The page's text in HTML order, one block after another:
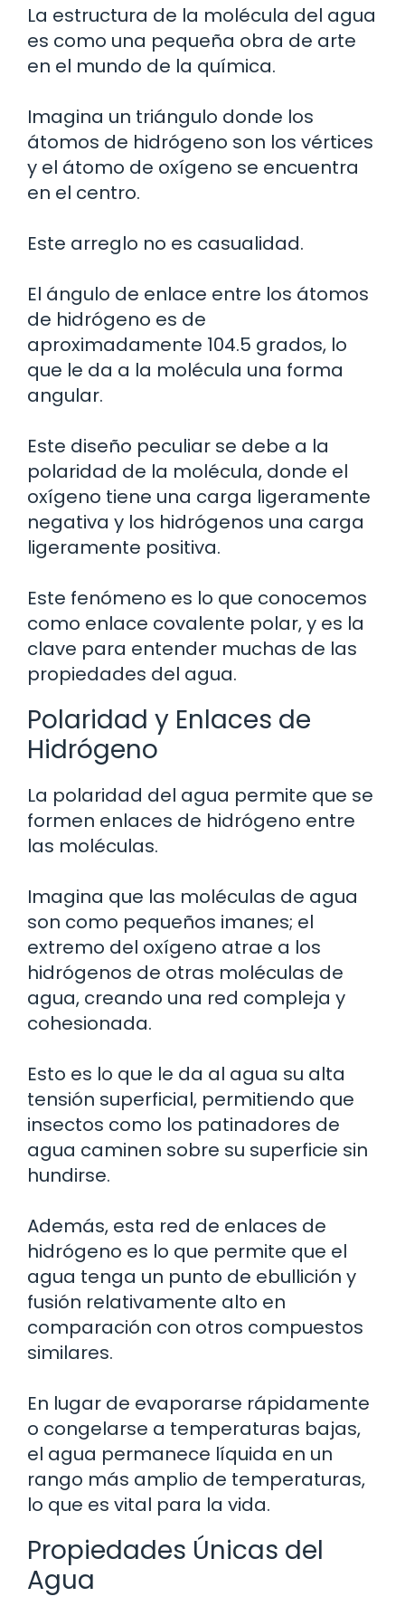
La estructura de la molécula del agua
es como una pequeña obra de arte
en el mundo de la química.
Imagina un triángulo donde los
átomos de hidrógeno son los vértices
y el átomo de oxígeno se encuentra
en el centro.
Este arreglo no es casualidad.
El ángulo de enlace entre los átomos
de hidrógeno es de
aproximadamente 104.5 grados, lo
que le da a la molécula una forma
angular.
Este diseño peculiar se debe a la
polaridad de la molécula, donde el
oxígeno tiene una carga ligeramente
negativa y los hidrógenos una carga
ligeramente positiva.
Este fenómeno es lo que conocemos
como enlace covalente polar, y es la
clave para entender muchas de las
propiedades del agua.
Polaridad y Enlaces de
Hidrógeno
La polaridad del agua permite que se
formen enlaces de hidrógeno entre
las moléculas.
Imagina que las moléculas de agua
son como pequeños imanes; el
extremo del oxígeno atrae a los
hidrógenos de otras moléculas de
agua, creando una red compleja y
cohesionada.
Esto es lo que le da al agua su alta
tensión superficial, permitiendo que
insectos como los patinadores de
agua caminen sobre su superficie sin
hundirse.
Además, esta red de enlaces de
hidrógeno es lo que permite que el
agua tenga un punto de ebullición y
fusión relativamente alto en
comparación con otros compuestos
similares.
En lugar de evaporarse rápidamente
o congelarse a temperaturas bajas,
el agua permanece líquida en un
rango más amplio de temperaturas,
lo que es vital para la vida.
Propiedades Únicas del
Agua